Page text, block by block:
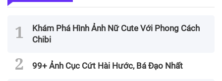
Khám Phá Hình Ảnh Nữ Cute Với Phong Cách
Chibi
99+ Ảnh Cục Cứt Hài Hước, Bá Đạo Nhất